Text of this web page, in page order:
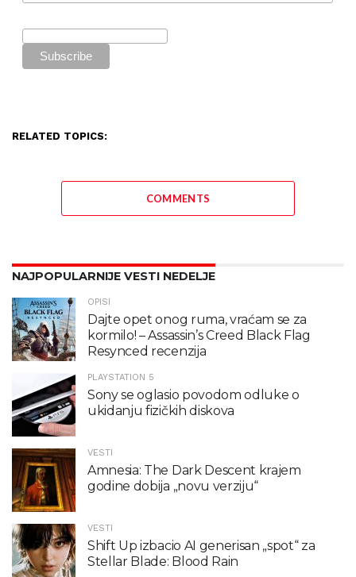
RELATED TOPICS:
COMMENTS
NAJPOPULARNIJE VESTI NEDELJE
OPISI
Dajte opet onog ruma, vraćam se za
kormilo! – Assassin’s Creed Black Flag
Resynced recenzija
PLAYSTATION 5
Sony se oglasio povodom odluke o
ukidanju fizičkih diskova
VESTI
Amnesia: The Dark Descent krajem
godine dobija „novu verziju“
VESTI
Shift Up izbacio AI generisan „spot“ za
Stellar Blade: Blood Rain